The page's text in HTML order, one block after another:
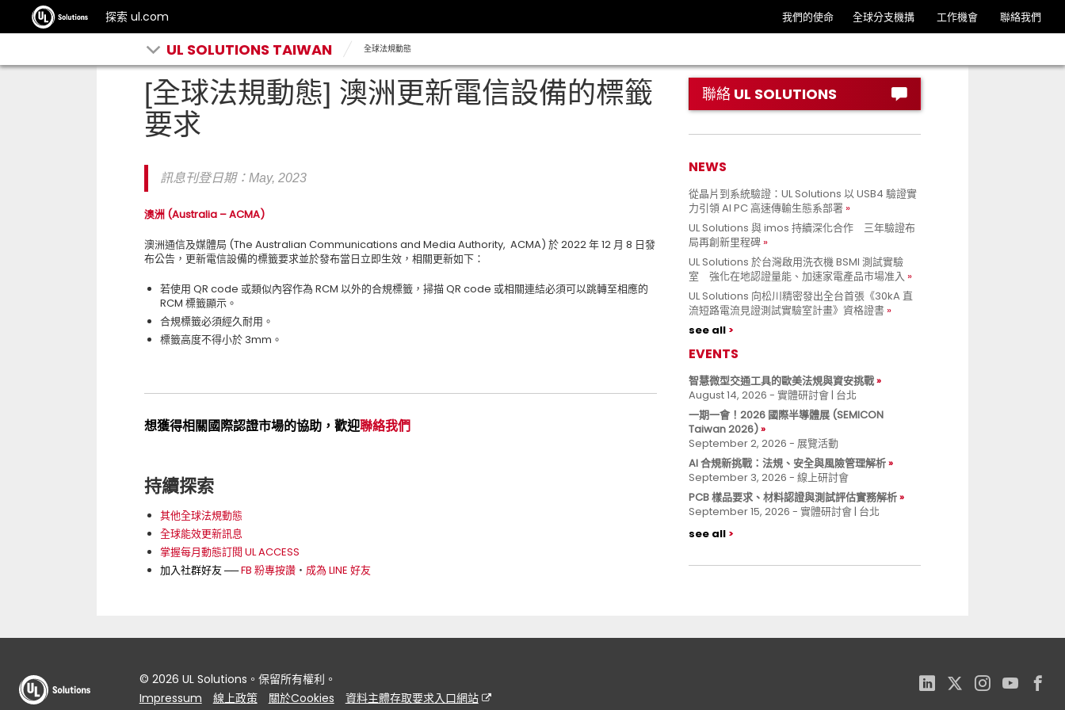
探索 ul.com 我們的使命 全球分支機搆 工作機會 聯絡我們
UL SOLUTIONS TAIWAN 全球法規動態
[全球法規動態] 澳洲更新電信設備的標籤
要求
訊息刊登日期：May, 2023
澳洲 (Australia – ACMA)
澳洲通信及媒體局 (The Australian Communications and Media Authority, ACMA) 於2022年12 月 8 日發
布公告，更新電信設備的標籤要求並於發布當日立即生效，相關更新如下：
若使用 QR code 或類似內容作為 RCM 以外的合規標籤，掃描QR code 或相關連結必須可以跳轉至相應的
RCM 標籤顯示。
合規標籤必須經久耐用。
標籤高度不得小於 3mm 。
想獲得相關國際認證市場的協助，歡迎聯絡我們
持續探索
其他全球法規動態
全球能效更新訊息
掌握每月動態訂閱 UL ACCESS
加入社群好友 ──FB 粉專按讚 ‧ 成為 LINE 好友
聯絡 UL SOLUTIONS
NEWS
從晶片到系統驗證：UL Solutions 以 USB4 驗證實
力引領 AI PC 高速傳輸生態系部署
UL Solutions 與 imos 持續深化合作 三年驗證布
局再創新里程碑
UL Solutions 於台灣啟用洗衣機 BSMI 測試實驗
室 強化在地認證量能、加速家電產品市場准入
UL Solutions 向松川精密發出全台首張《30kA 直
流短路電流見證測試實驗室計畫》資格證書
see all
EVENTS
智慧微型交通工具的歐美法規與資安挑戰
August 14, 2026 - 實體研討會 | 台北
一期一會！2026 國際半導體展 (SEMICON
Taiwan 2026)
September 2, 2026 - 展覽活動
AI 合規新挑戰：法規、安全與風險管理解析
September 3, 2026 - 線上研討會
PCB 樣品要求、材料認證與測試評估實務解析
September 15, 2026 - 實體研討會 | 台北
see all
© 2026 UL Solutions。保留所有權利。
Impressum
線上政策 關於Cookies 資料主體存取要求入口網站